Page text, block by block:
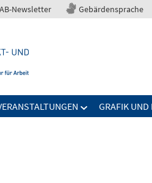
Newsletter Gebärdensprache
GRAFIK UND